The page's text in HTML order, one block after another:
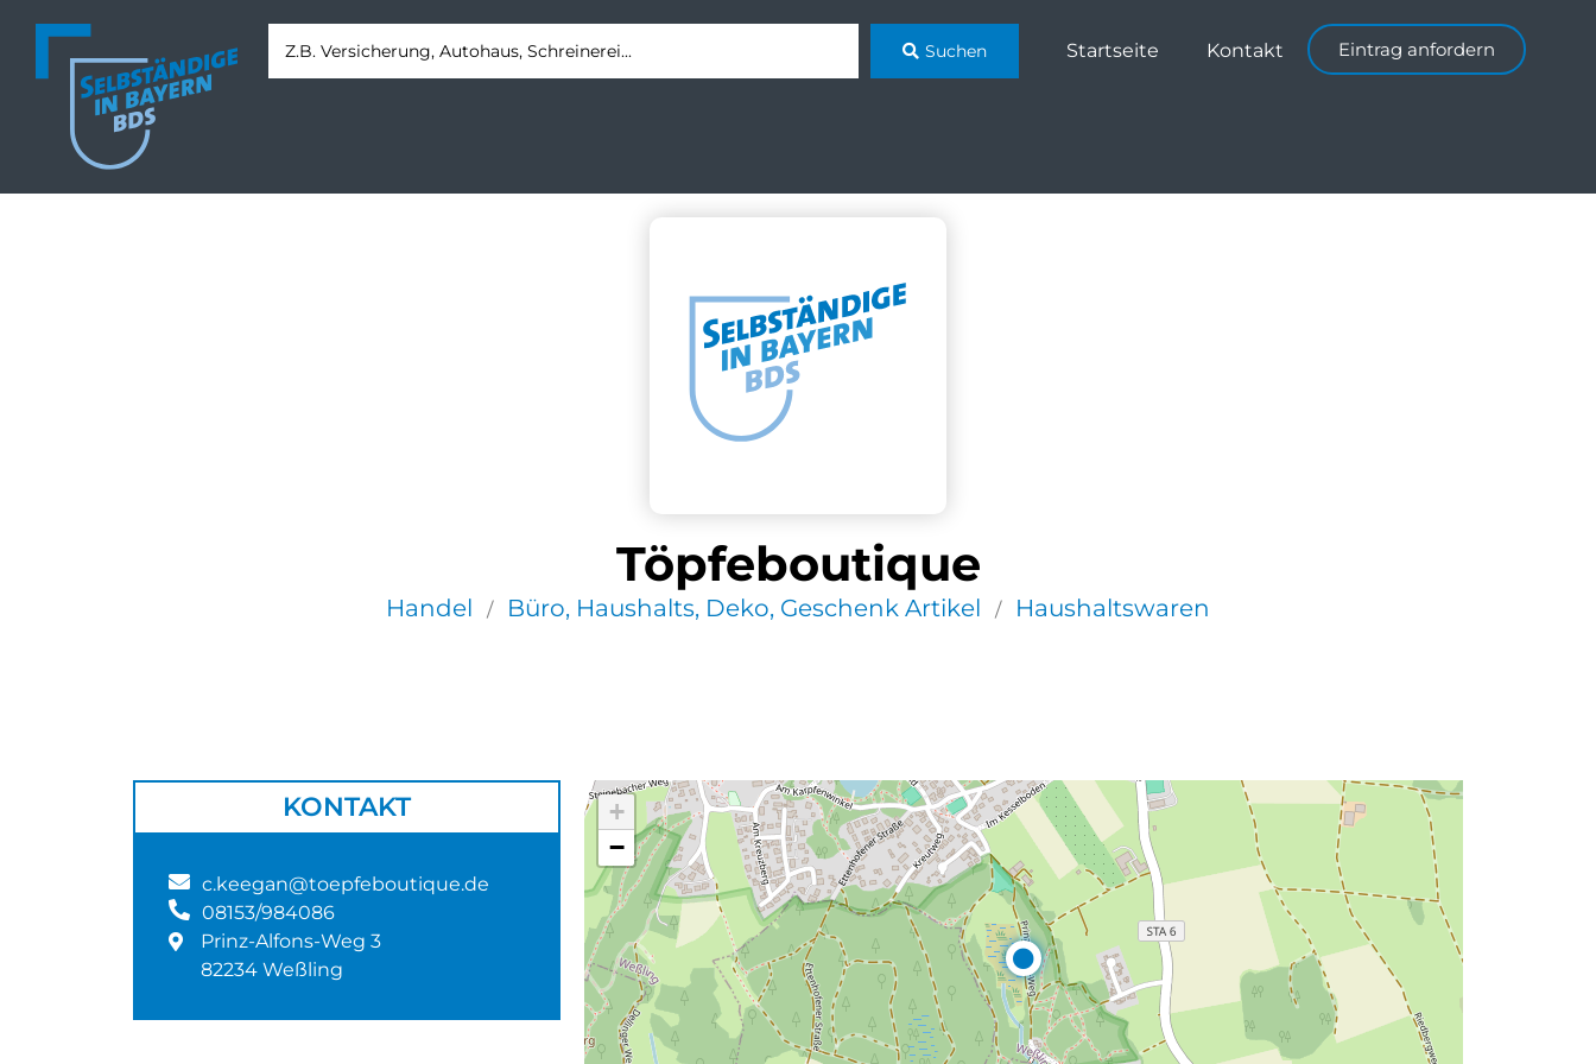
Suchen Startseite Kontakt Eintrag anfordern
Töpfeboutique
Handel / Büro, Haushalts, Deko, Geschenk Artikel / Haushaltswaren
KONTAKT
c.keegan@toepfeboutique.de
08153/984086
Prinz-Alfons-Weg 3
82234 Weßling
+
−